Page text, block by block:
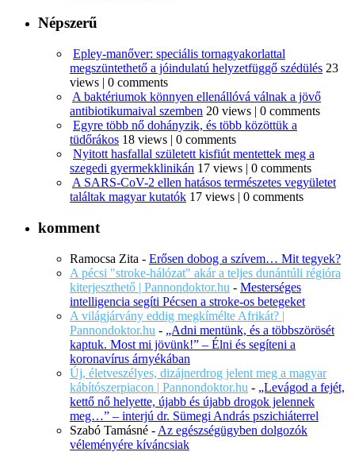
Népszerű
Epley-manőver: speciális tornagyakorlattal
megszüntethető a jóindulatú helyzetfüggő szédülés 23
views | 0 comments
A baktériumok könnyen ellenállóvá válnak a jövő
antibiotikumaival szemben 20 views | 0 comments
Egyre több nő dohányzik, és több közöttük a
tüdőrákos 18 views | 0 comments
Nyitott hasfallal született kisfiút mentettek meg a
szegedi gyermekklinikán 17 views | 0 comments
A SARS-CoV-2 ellen hatásos természetes vegyületet
találtak magyar kutatók 17 views | 0 comments
komment
Ramocsa Zita - Erősen dobog a szívem… Mit tegyek?
A pécsi "stroke-hálózat" akár a teljes dunántúli régióra
kiterjeszthető | Pannondoktor.hu - Mesterséges
intelligencia segíti Pécsen a stroke-os betegeket
A világjárvány eddig megkímélte Afrikát? |
Pannondoktor.hu - „Adni mentünk, és a többszörösét
kaptuk. Most mi jövünk!” – Élni és segíteni a
koronavírus árnyékában
Új, életveszélyes, dizájnerdrog jelent meg a magyar
kábítószerpiacon | Pannondoktor.hu - „Levágod a fejét,
kettő nő helyette, újabb és újabb drogok jelennek
meg…” – interjú dr. Sümegi András pszichiáterrel
Szabó Tamásné - Az egészségügyben dolgozók
véleményére kíváncsiak